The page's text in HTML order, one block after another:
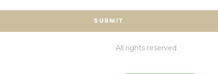
All rights reserved.